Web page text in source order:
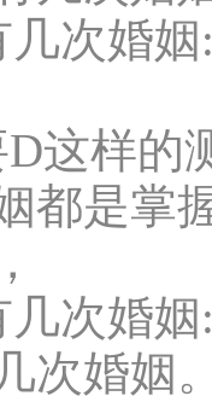
次婚
这样的
都是掌
次婚
次婚姻